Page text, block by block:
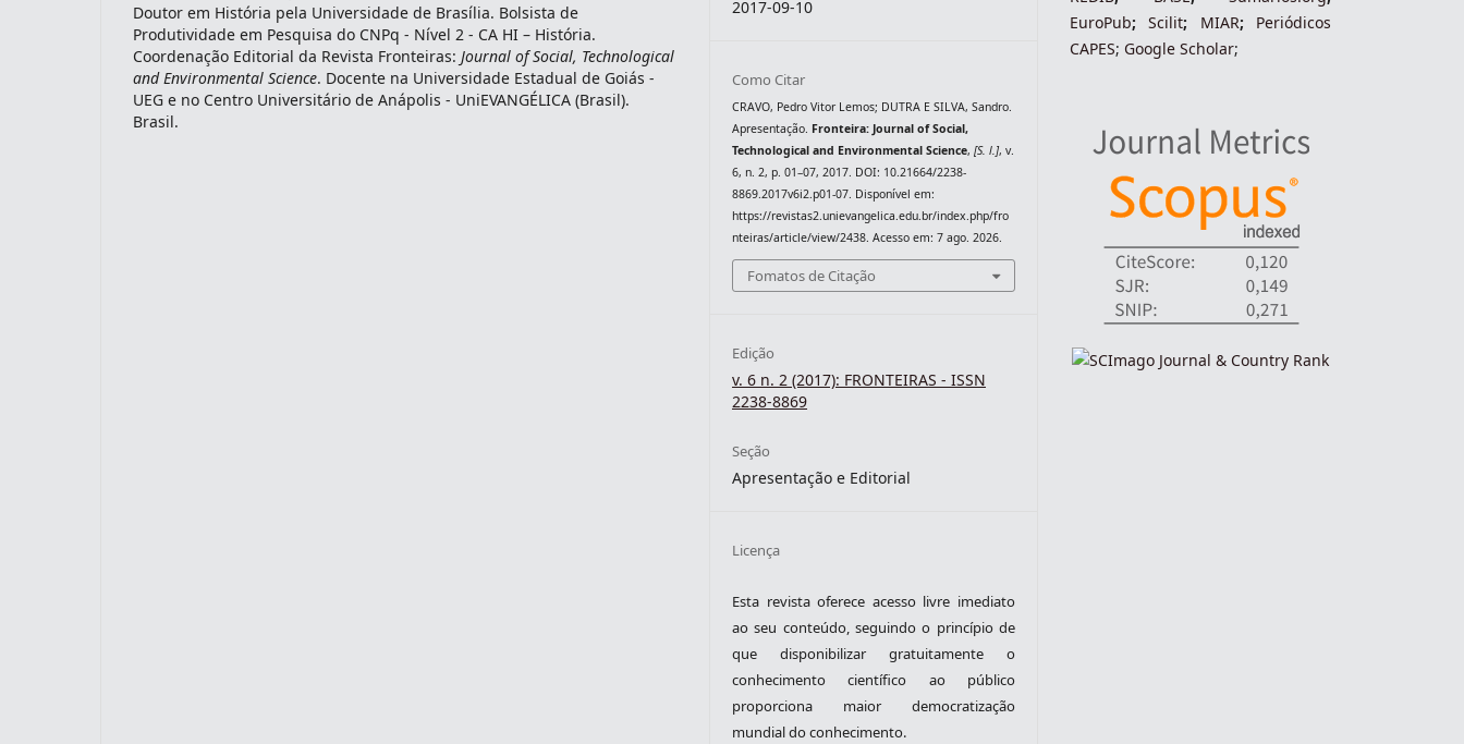
Doutor em História pela Universidade de Brasília. Bolsista de
Produtividade em Pesquisa do CNPq - Nível 2 - CA HI – História.
Coordenação Editorial da Revista Fronteiras: Journal of Social, Technological
and Environmental Science. Docente na Universidade Estadual de Goiás -
UEG e no Centro Universitário de Anápolis - UniEVANGÉLICA (Brasil).
Brasil.
2017-09-10
Como Citar
CRAVO, Pedro Vitor Lemos; DUTRA E SILVA, Sandro.
Apresentação. Fronteira: Journal of Social,
Technological and Environmental Science,[S. l.], v.
6, n. 2, p. 01–07, 2017. DOI: 10.21664/2238-
8869.2017v6i2.p01-07. Disponível em:
https://revistas2.unievangelica.edu.br/index.php/fro
nteiras/article/view/2438. Acesso em: 7 ago. 2026.
Fomatos de Citação
Edição
v. 6 n. 2 (2017): FRONTEIRAS - ISSN
2238-8869
Seção
Apresentação e Editorial
Licença
Esta revista oferece acesso livre imediato
ao seu conteúdo, seguindo o princípio de
que disponibilizar gratuitamente o
conhecimento científico ao público
proporciona maior democratização
mundial do conhecimento.
EuroPub; Scilit; MIAR; Periódicos
CAPES; Google Scholar;